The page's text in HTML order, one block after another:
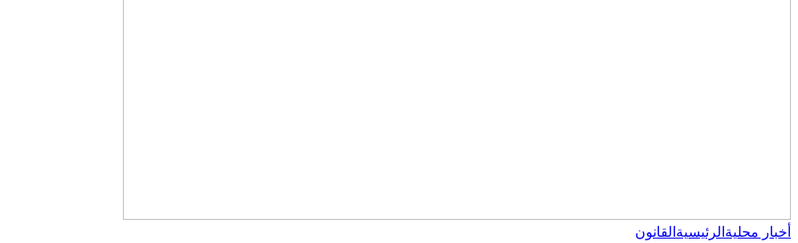
أخبار محلية الرئيسية القانون